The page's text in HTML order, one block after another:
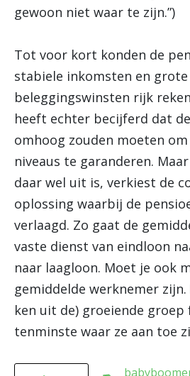
gewoon niet waar te zijn.”)
Tot voor kort konden de
stabiele inkomsten en grote
beleggingswinsten rijk
heeft echter becijferd dat
omhoog zouden moeten
niveaus te garanderen.
daar wel uit is, verkiest de
oplossing waarbij de
verlaagd. Zo gaat de
vaste dienst van eindloon
naar laagloon. Moet je ook
gemiddelde werknemer
ken uit de) groeiende groep
tenminste waar ze aan toe